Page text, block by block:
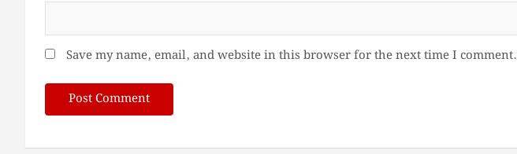
Save my name, email, and website in this browser for the next time I comment.